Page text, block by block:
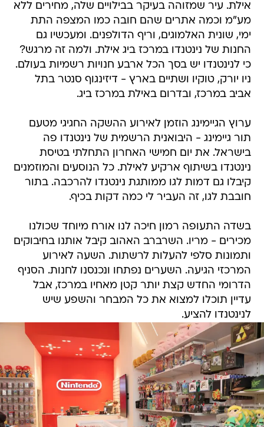
אילת. עיר שמזוהה בעיקר בבילויים שלה, מחירים ללא
מע"מ וכמה אתרים שהם חובה כמו המצפה התת
ימי, שונית האלמוגים, וריף הדולפנים. ומעכשיו גם
החנות של נינטנדו במרכז ביג אילת. ולמה זה מרגש?
כי לנינטנדו יש בסך הכל ארבע חנויות רשמיות בעולם.
ניו יורק, טוקיו ושתיים בארץ - דיזינגוף סנטר בתל
אביב במרכז, ובדרום באילת במרכז ביג.
ערוץ הגיימינג הוזמן לאירוע ההשקה החגיגי מטעם
תור גיימינג - היבואנית הרשמית של נינטנדו פה
בישראל. את יום חמישי האחרון התחלתי בטיסת
נינטנדו בשיתוף ארקיע לאילת. כל הנוסעים והמוזמנים
קיבלו גם דמות לגו ממותגת נינטנדו להרכבה. בתור
חובבת לגו, זה העביר לי כמה דקות בכיף.
בשדה התעופה רמון חיכה לנו אורח מיוחד שכולנו
מכירים - מריו. השרברב האהוב קיבל אותנו בחיבוקים
ותמונות סלפי להעלות לרשתות. השעה לאירוע
המרכזי הגיעה. השערים נפתחו ונכנסנו לחנות. הסניף
הדרומי החדש קצת יותר קטן מאחיו במרכז, אבל
עדיין תוכלו למצוא את כל המבחר והשפע שיש
לנינטנדו להציע.